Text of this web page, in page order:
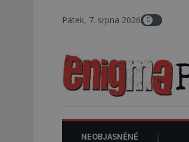
Pátek, 7. srpna 2026 7.
NEOBJASNĚNÉ